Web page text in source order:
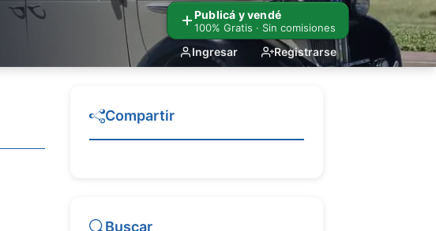
Publicá y vendé
100% Gratis · Sin comisiones
Ingresar Registrarse
Compartir
Buscar